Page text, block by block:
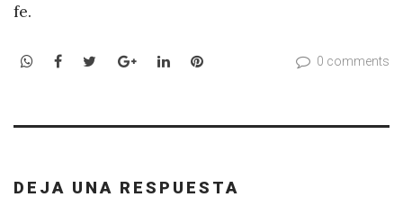
fe.
WhatsApp
Facebook
TwitterGoogle+LinkedInPinterest 0 comments
DEJA UNA RESPUESTA